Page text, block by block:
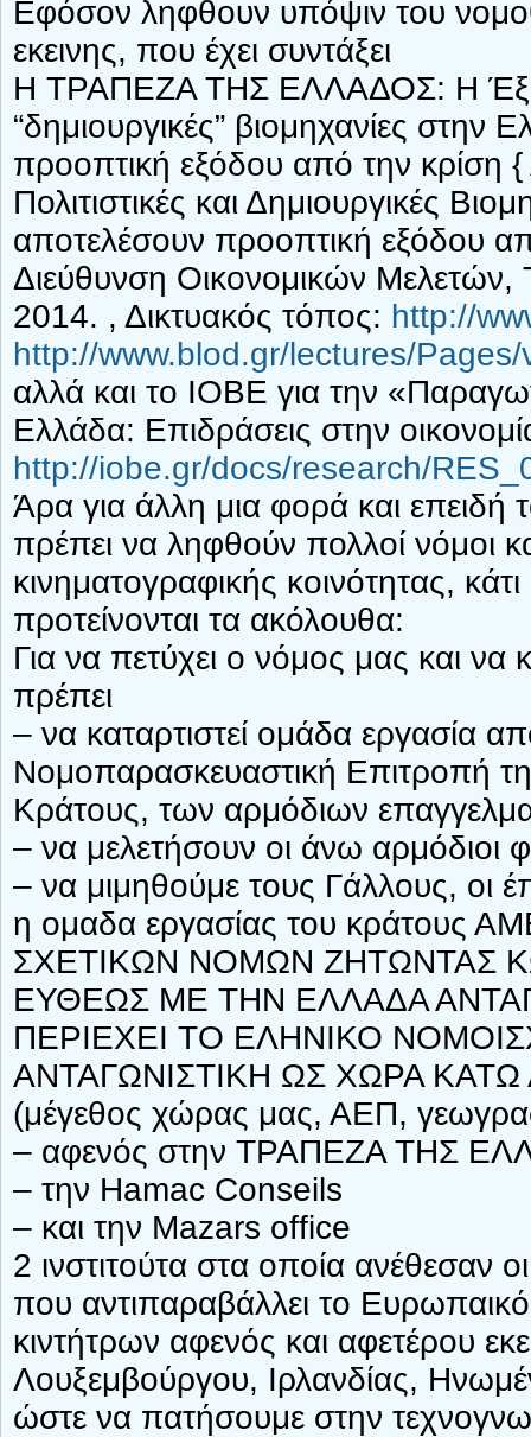
Εφόσον ληφθουν υπόψιν του
εκεινης, που έχει συντάξει
Η ΤΡΑΠΕΖΑ ΤΗΣ ΕΛΛΑΔΟΣ: Η
“δημιουργικές” βιομηχανίες
προοπτική εξόδου από την κρίση
Πολιτιστικές και Δημιουργικές
αποτελέσουν προοπτική
Διεύθυνση Οικονομικών
2014. , Δικτυακός τόπος: http://
http://www.blod.gr/lectures/
αλλά και το ΙΟΒΕ για την
Ελλάδα: Επιδράσεις στην
http://iobe.gr/docs/research/
Άρα για άλλη μια φορά και επειδή
πρέπει να ληφθούν πολλοί νόμοι
κινηματογραφικής κοινότητας,
προτείνονται τα ακόλουθα:
Για να πετύχει ο νόμος μας και να
πρέπει
– να καταρτιστεί ομάδα εργασία
Νομοπαρασκευαστική Επιτροπή
Κράτους, των αρμόδιων
– να μελετήσουν οι άνω αρμόδιοι
– να μιμηθούμε τους Γάλλους, οι
η ομαδα εργασίας του
ΣΧΕΤΙΚΩΝ ΝΟΜΩΝ ΖΗΤΩΝΤΑΣ
ΕΥΘΕΩΣ ΜΕ ΤΗΝ ΕΛΛΑΔΑ
ΠΕΡΙΕΧΕΙ ΤΟ ΕΛΗΝΙΚΟ
ΑΝΤΑΓΩΝΙΣΤΙΚΗ ΩΣ ΧΩΡΑ
(μέγεθος χώρας μας, ΑΕΠ,
– αφενός στην ΤΡΑΠΕΖΑ ΤΗΣ
– την Hamac Conseils
– και την Mazars office
2 ινστιτούτα στα οποία ανέθεσαν
που αντιπαραβάλλει το
κιντήτρων αφενός και αφετέρου
Λουξεμβούργου, Ιρλανδίας,
ώστε να πατήσουμε στην